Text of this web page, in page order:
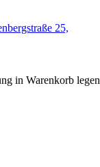
25,
in Warenkorb legen